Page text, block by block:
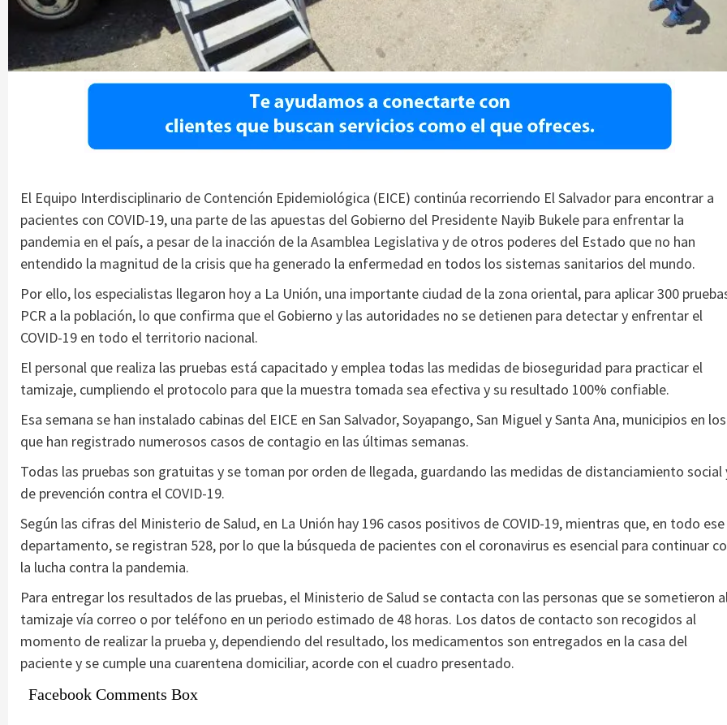
El Equipo Interdisciplinario de Contención Epidemiológica (EICE) continúa recorriendo El Salvador para encontrar a
pacientes con COVID-19, una parte de las apuestas del Gobierno del Presidente Nayib Bukele para enfrentar la
pandemia en el país, a pesar de la inacción de la Asamblea Legislativa y de otros poderes del Estado que no han
entendido la magnitud de la crisis que ha generado la enfermedad en todos los sistemas sanitarios del mundo.
Por ello, los especialistas llegaron hoy a La Unión, una importante ciudad de la zona oriental, para aplicar 300
PCR a la población, lo que confirma que el Gobierno y las autoridades no se detienen para detectar y enfrentar el
COVID-19 en todo el territorio nacional.
El personal que realiza las pruebas está capacitado y emplea todas las medidas de bioseguridad para practicar el
tamizaje, cumpliendo el protocolo para que la muestra tomada sea efectiva y su resultado 100% confiable.
Esa semana se han instalado cabinas del EICE en San Salvador, Soyapango, San Miguel y Santa Ana, municipios en los
que han registrado numerosos casos de contagio en las últimas semanas.
Todas las pruebas son gratuitas y se toman por orden de llegada, guardando las medidas de distanciamiento social
de prevención contra el COVID-19.
Según las cifras del Ministerio de Salud, en La Unión hay 196 casos positivos de COVID-19, mientras que, en todo ese
departamento, se registran 528, por lo que la búsqueda de pacientes con el coronavirus es esencial para continuar
la lucha contra la pandemia.
Para entregar los resultados de las pruebas, el Ministerio de Salud se contacta con las personas que se sometieron
tamizaje vía correo o por teléfono en un periodo estimado de 48 horas. Los datos de contacto son recogidos al
momento de realizar la prueba y, dependiendo del resultado, los medicamentos son entregados en la casa del
paciente y se cumple una cuarentena domiciliar, acorde con el cuadro presentado.
Facebook Comments Box